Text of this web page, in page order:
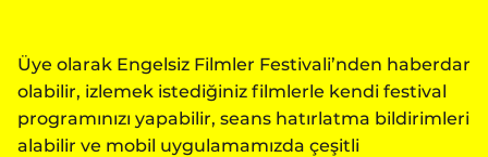
Üye olarak Engelsiz Filmler Festivali’nden haberdar
olabilir, izlemek istediğiniz filmlerle kendi festival
programınızı yapabilir, seans hatırlatma bildirimleri
alabilir ve mobil uygulamamızda çeşitli